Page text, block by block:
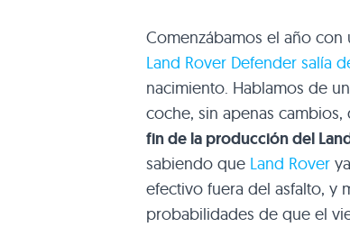
Comenzábamos el año
Land Rover Defender salía
nacimiento. Hablamos de
coche, sin apenas
fin de la producción del
sabiendo que Land Rover
efectivo fuera del asfalto, y
probabilidades de que el